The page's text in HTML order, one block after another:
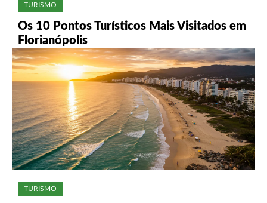
TURISMO
Os 10 Pontos Turísticos Mais Visitados em
Florianópolis
TURISMO